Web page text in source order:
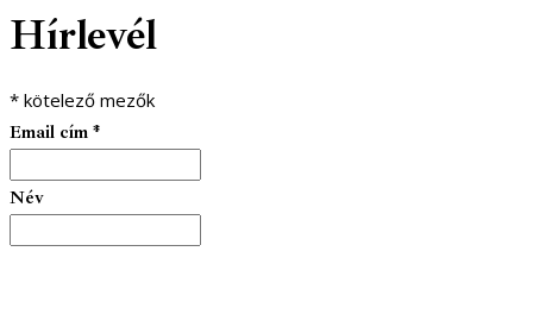
Hírlevél
* kötelező mezők
Email cím *
Név